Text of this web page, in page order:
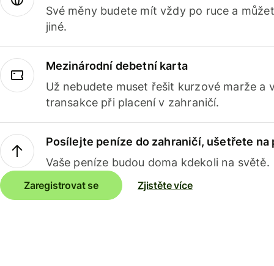
Své měny budete mít vždy po ruce a
jiné.
Mezinárodní debetní karta
Už nebudete muset řešit kurzové marže a
transakce při placení v zahraničí.
Posílejte peníze do zahraničí, ušetřete na
Vaše peníze budou doma kdekoli na světě.
Zaregistrovat se Zjistěte více